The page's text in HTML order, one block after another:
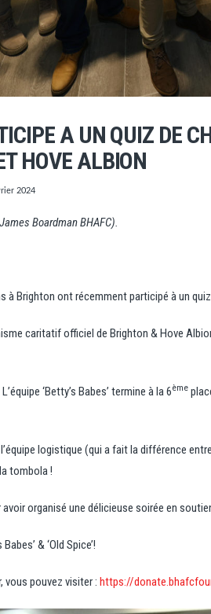
A UN QUIZ DE
HOVE ALBION
2024
Boardman BHAFC).
à Brighton ont récemment participé à un
caritatif officiel de Brighton & Hove
L’équipe ‘Betty’s Babes’ termine à la 6ème
logistique (qui a fait la différence
tombola !
organisé une délicieuse soirée en
& ‘Old Spice’!
vous pouvez visiter : https://